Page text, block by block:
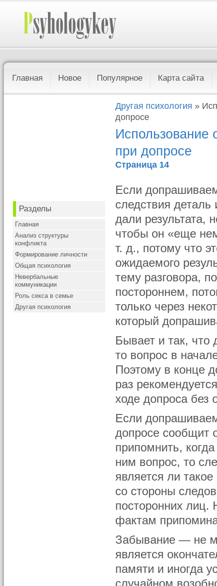
Главная Новое Популярное Карта сайта
Разделы
Главная
Анализ структуры
конфликта
Формирование личности
Общая психология
Невербальные
коммуникации
Роль секса в семье
Другая психология
Другая психология »
допросе
Использование
при допросе
Страница 14
Если
следствия
дали результата,
чтобы он «еще
т. д., потому что
ожидаемого
тему разговора,
постороннем,
только через
который
Бывает и так, что
то вопрос в
Поэтому в конце
раз
ходе допроса без
Если
допросе сообщит
припомнить,
ним вопрос, то
является ли
со стороны
посторонних лиц.
фактам
Забывание — не
является
памяти и иногда